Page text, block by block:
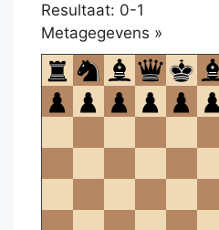
Resultaat: 0-1
Metagegevens »
om
te
openen.